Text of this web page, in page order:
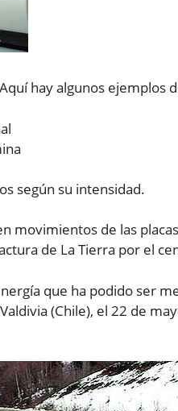
hay algunos ejemplos
según su intensidad.
movimientos de las
de La Tierra por el
que ha podido ser
(Chile), el 22 de